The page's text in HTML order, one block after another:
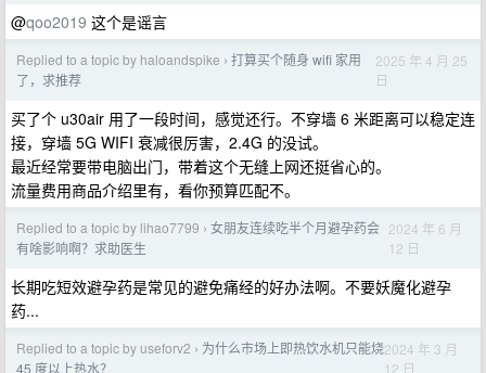
@qoo2019 这个是谣言
Replied to a topic by haloandspike › 打算买个随身 wifi 家用
了，求推荐
2025 年 4 月 25
日
买了个 u30air 用了一段时间，感觉还行。不穿墙 6 米距离可以稳定连
接，穿墙 5G WIFI 衰减很厉害，2.4G 的没试。
最近经常要带电脑出门，带着这个无缝上网还挺省心的。
流量费用商品介绍里有，看你预算匹配不。
Replied to a topic by lihao7799 › 女朋友连续吃半个月避孕药会
有啥影响啊？求助医生
2024 年 6 月
12 日
长期吃短效避孕药是常见的避免痛经的好办法啊。不要妖魔化避孕
药...
Replied to a topic by useforv2 › 为什么市场上即热饮水机只能烧
45 度以上热水？
2024 年 3 月
12 日